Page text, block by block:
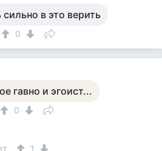
сильно в это верить
0
гавно и эгоист...
0
1